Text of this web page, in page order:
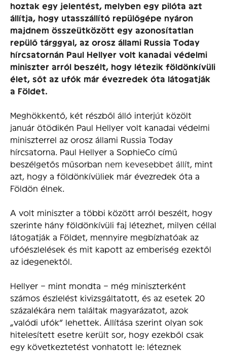
hoztak egy jelentést, melyben egy pilóta azt
állítja, hogy utasszállító repülőgépe nyáron
majdnem összeütközött egy azonosítatlan
repülő tárggyal, az orosz állami Russia Today
hírcsatornán Paul Hellyer volt kanadai védelmi
miniszter arról beszélt, hogy létezik földönkívüli
élet, sőt az ufók már évezredek óta látogatják
a Földet.
Meghökkentő, két részből álló interjút közölt
január ötödikén Paul Hellyer volt kanadai védelmi
miniszterrel az orosz állami Russia Today
hírcsatorna. Paul Hellyer a SophieCo című
beszélgetős műsorban nem kevesebbet állít, mint
azt, hogy a földönkívüliek már évezredek óta a
Földön élnek.
A volt miniszter a többi között arról beszélt, hogy
szerinte hány földönkívüli faj létezhet, milyen céllal
látogatják a Földet, mennyire megbízhatóak az
ufóészlelések és mit kapott az emberiség ezektől
az idegenektől.
Hellyer – mint mondta – még miniszterként
számos észlelést kivizsgáltatott, és az esetek 20
százalékára nem találtak magyarázatot, azok
„valódi ufók” lehettek. Állítása szerint olyan sok
hitelesített esetre került sor, hogy ezekből csak
egy következtetést vonhatott le: léteznek